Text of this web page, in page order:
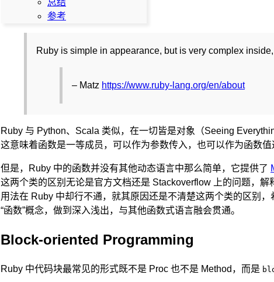
总结
参考
Ruby is simple in appearance, but is very complex
– Matz https://www.ruby-lang.org/en/about
Ruby 与 Python、Scala 类似，在一切皆是对象（Seeing
这意味着函数是一等成员，可以作为参数传入，也可以作为函数值
但是，Ruby 中的函数并没有其他动态语言中那么简单，它提供了
这两个类的区别无论是官方文档还是 Stackoverflow 上的问题，
用法在 Ruby 中却行不通，就其原因还是不清楚这两个类的区别
“函数”概念，做到深入浅出，与其他函数式语言融会贯通。
Block-oriented Programming
Ruby 中代码块最常见的形式既不是 Proc 也不是 Method，而是